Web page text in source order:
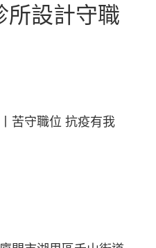
所設計守職
守職位 抗疫有我